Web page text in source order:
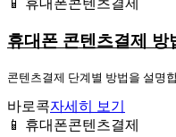
휴대폰 콘텐츠결제 방
콘텐츠결제 단계별 방법을 설명
바로콕자세히 보기
📱 휴대폰콘텐츠결제